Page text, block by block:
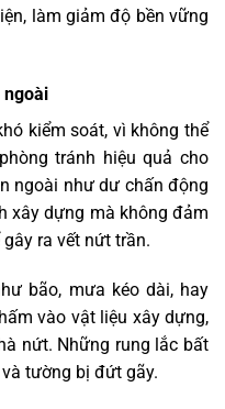
làm giảm độ bền vững
ngoài
kiểm soát, vì không thể
tránh hiệu quả cho
ngoài như dư chấn động
xây dựng mà không đảm
ra vết nứt trần.
bão, mưa kéo dài, hay
vào vật liệu xây dựng,
nứt. Những rung lắc bất
tường bị đứt gãy.